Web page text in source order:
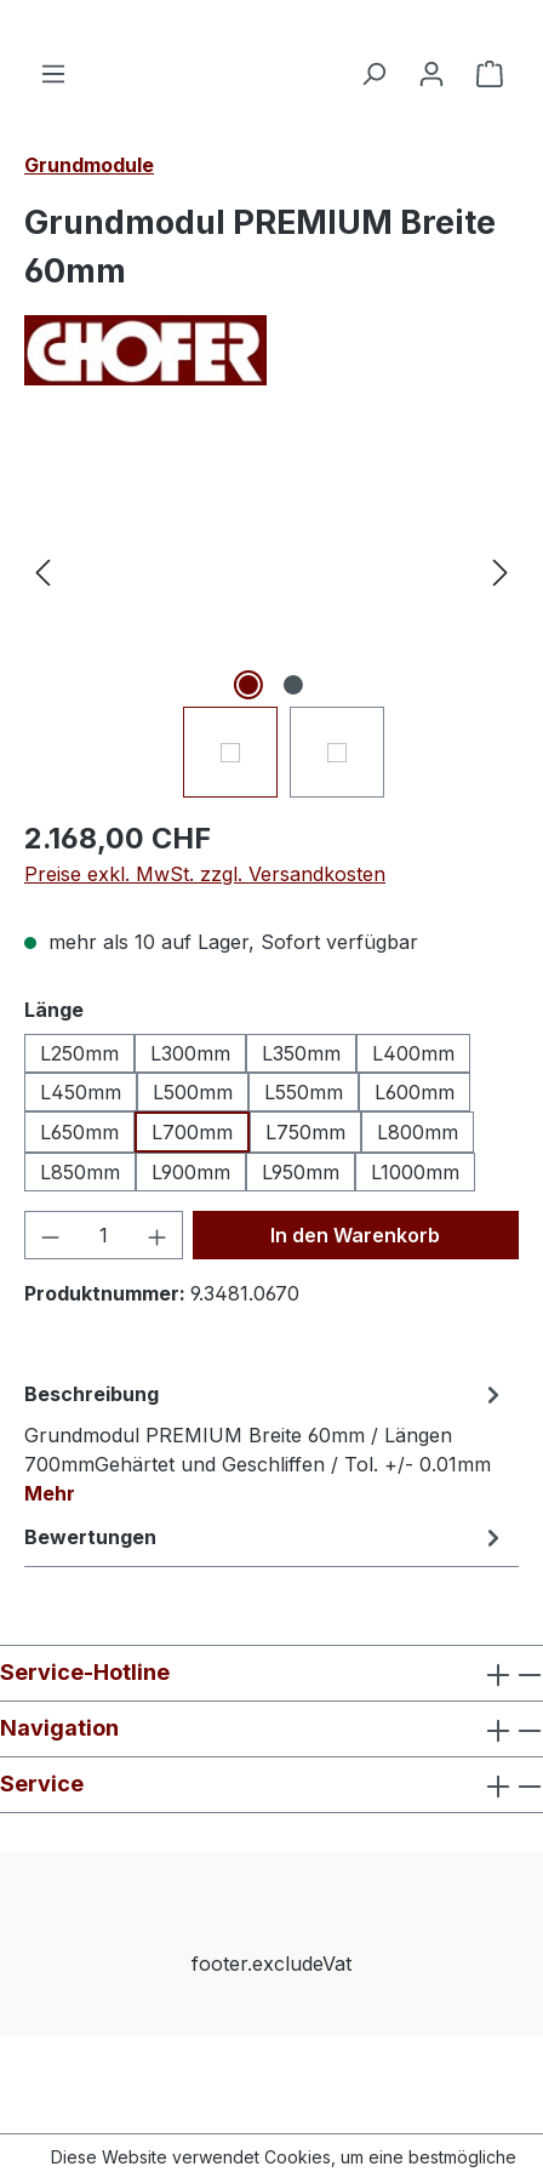
Grundmodule
Grundmodul PREMIUM Breite
60mm
2.168,00 CHF
Preise exkl. MwSt. zzgl. Versandkosten
mehr als 10 auf Lager, Sofort verfügbar
Längeauswählen
L250mm
L300mm L350mm
L400mm
L450mm
L500mm L550mm
L600mm
L650mm
L700mm L750mm
L800mm
L850mm
L900mm L950mm L1000mm
Produkt Anzahl: Gib denIn den Warenkorb
Produktnummer: 9.3481.0670
Beschreibung
Grundmodul PREMIUM Breite 60mm / Längen
700mmGehärtet und Geschliffen / Tol. +/- 0.01mm
Mehr
Bewertungen
Service-Hotline
Navigation
Service
footer.excludeVat
Diese Website verwendet Cookies, um eine bestmögliche